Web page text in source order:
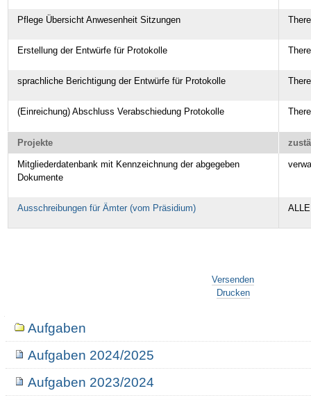
Pflege Übersicht Anwesenheit Sitzungen
Erstellung der Entwürfe für Protokolle
sprachliche Berichtigung der Entwürfe für Protokolle
(Einreichung) Abschluss Verabschiedung Protokolle
Projekte
Mitgliederdatenbank mit Kennzeichnung der abgegeben
Dokumente
Ausschreibungen für Ämter (vom Präsidium) ALLE
Versenden
Drucken
NavigationAufgaben
Aufgaben 2024/2025
Aufgaben 2023/2024